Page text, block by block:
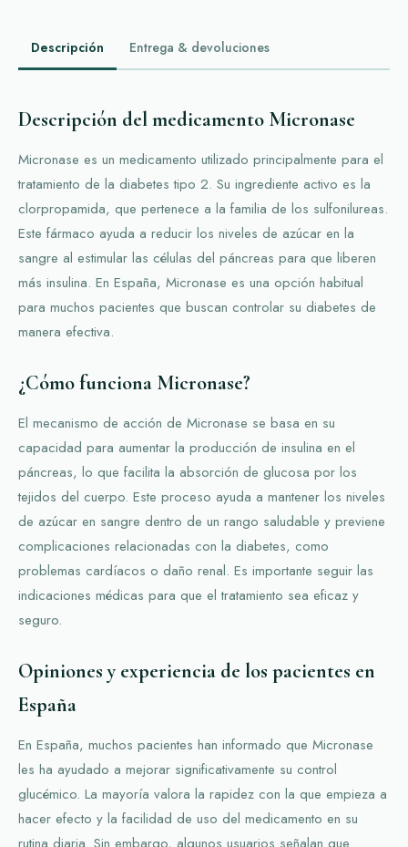
Descripción Entrega & devoluciones
Descripción del medicamento Micronase
Micronase es un medicamento utilizado principalmente para el
tratamiento de la diabetes tipo 2. Su ingrediente activo es la
clorpropamida, que pertenece a la familia de los sulfonilureas.
Este fármaco ayuda a reducir los niveles de azúcar en la
sangre al estimular las células del páncreas para que liberen
más insulina. En España, Micronase es una opción habitual
para muchos pacientes que buscan controlar su diabetes de
manera efectiva.
¿Cómo funciona Micronase?
El mecanismo de acción de Micronase se basa en su
capacidad para aumentar la producción de insulina en el
páncreas, lo que facilita la absorción de glucosa por los
tejidos del cuerpo. Este proceso ayuda a mantener los niveles
de azúcar en sangre dentro de un rango saludable y previene
complicaciones relacionadas con la diabetes, como
problemas cardíacos o daño renal. Es importante seguir las
indicaciones médicas para que el tratamiento sea eficaz y
seguro.
Opiniones y experiencia de los pacientes en
España
En España, muchos pacientes han informado que Micronase
les ha ayudado a mejorar significativamente su control
glucémico. La mayoría valora la rapidez con la que empieza a
hacer efecto y la facilidad de uso del medicamento en su
rutina diaria. Sin embargo, algunos usuarios señalan que